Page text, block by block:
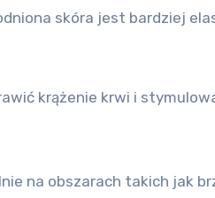
skóra jest bardziej
krążenie krwi i
na obszarach takich jak